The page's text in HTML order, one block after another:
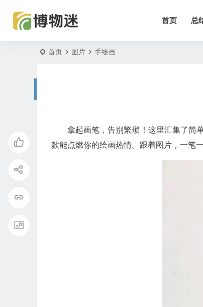
首页 总
首页 图片 手绘画
拿起画笔，告别繁琐！这里汇集了简
款能点燃你的绘画热情。跟着图片，一笔